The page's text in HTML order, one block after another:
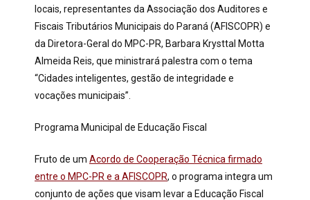
locais, representantes da Associação dos Auditores e
Fiscais Tributários Municipais do Paraná (AFISCOPR) e
da Diretora-Geral do MPC-PR, Barbara Krysttal Motta
Almeida Reis, que ministrará palestra com o tema
“Cidades inteligentes, gestão de integridade e
vocações municipais”.
Programa Municipal de Educação Fiscal
Fruto de um Acordo de Cooperação Técnica firmado
entre o MPC-PR e a AFISCOPR, o programa integra um
conjunto de ações que visam levar a Educação Fiscal